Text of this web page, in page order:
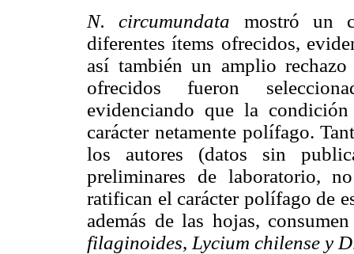
N. circumundata mostró un
diferentes ítems ofrecidos,
así también un amplio
ofrecidos fueron
evidenciando que la
carácter netamente polífago.
los autores (datos sin
preliminares de laboratorio,
ratifican el carácter polífago de
además de las hojas,
filaginoides, Lycium chilense y